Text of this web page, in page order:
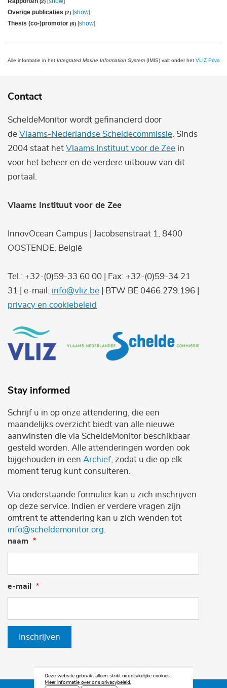
(2)
Overige publicaties (2) [show]
Thesis (co-)promotor (6) [show]
Alle informatie in het Integrated Marine Information System (IMIS) valt onder het VLIZ Privacy
Contact
ScheldeMonitor wordt gefinancierd door
de Vlaams-Nederlandse Scheldecommissie . Sinds
2004 staat het Vlaams Instituut voor de Zee in
voor het beheer en de verdere uitbouw van dit
portaal.
Vlaams Instituut voor de Zee
InnovOcean Campus | Jacobsenstraat 1, 8400
OOSTENDE, België
Tel.: +32-(0)59-33 60 00 | Fax: +32-(0)59-34 21
31 | e-mail: info@vliz.be | BTW BE 0466.279.196 |
privacy en cookiebeleid
Stay informed
Schrijf u in op onze attendering, die een
maandelijks overzicht biedt van alle nieuwe
aanwinsten die via ScheldeMonitor beschikbaar
gesteld worden. Alle attenderingen worden ook
bijgehouden in een Archief , zodat u die op elk
moment terug kunt consulteren.
Via onderstaande formulier kan u zich inschrijven
op deze service. Indien er verdere vragen zijn
omtrent te attendering kan u zich wenden tot
info@scheldemonitor.org
naam
e-mail
Inschrijven
Deze website gebruikt alleen strikt noodzakelijke cookies.
Meer informatie over ons privacybeleid.